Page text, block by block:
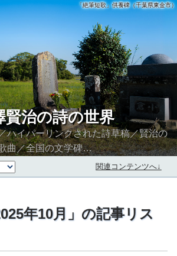
「絶筆短歌」供養碑（千葉県東金市）
賢治の詩の世界
ハイパーリンクされた詩草稿／賢治の
曲／全国の文学碑…
関連コンテンツへ↓
年10月」の記事リス